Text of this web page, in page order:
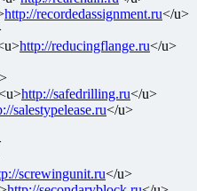
http://recordedassignment.ru</u>
http://reducingflange.ru</u>
http://safedrilling.ru</u>
salestypelease.ru</u>
screwingunit.ru</u>